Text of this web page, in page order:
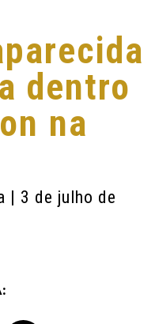
dentro
na
| 3 de julho de